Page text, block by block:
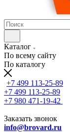
Каталог
По всему сайту
По каталогу
+7 499 113-25-89
+7 499 113-25-89
+7 980 471-19-42
Заказать звонок
info@brovard.ru